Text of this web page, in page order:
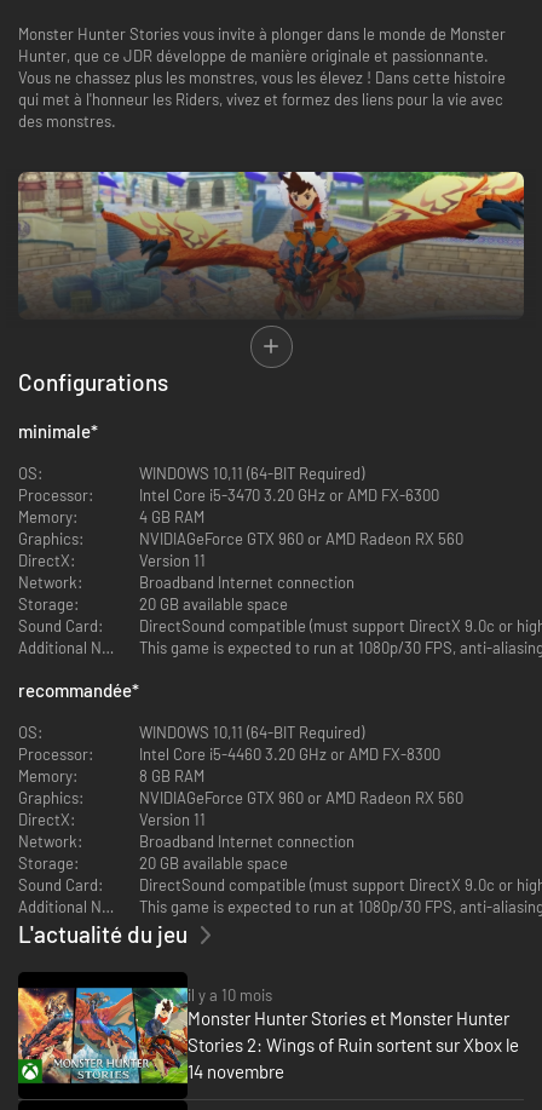
Monster Hunter Stories vous invite à plonger dans le monde de Monster
Hunter, que ce JDR développe de manière originale et passionnante.
Vous ne chassez plus les monstres, vous les élevez ! Dans cette histoire
qui met à l'honneur les Riders, vivez et formez des liens pour la vie avec
des monstres.
Le premier opus de la série Monster Hunter Stories revient, entièrement
doublé en japonais et en anglais. Le jeu propose des fonctionnalités
supplémentaires, comme le mode du musée qui permet d'écouter des
enfoncerez ainsi toujours plus avant dans le monde de Monster Hunter
L'histoire :
de l'élevage de monstres. Au fil du temps, vous allez surmonter maintes
épreuves, puis quitter votre village pour partir à l'aventure. Malgré le choc
des cultures, vous apprendrez à vivre et à coopérer avec les chasseurs,
jusqu'à un jour réussir à rapprocher ces deux communautés si
différentes.
La situation vire au drame lorsqu'une calamité connue sous le nom du
fléau noir apparaît et menace le monde entier et des existences paisibles
et tenues pour acquises... Riders et Hunters seront mis à rude épreuve
Configurations
minimale*
OS:
WINDOWS 10,11 (64-BIT Required)
Processor:
Intel Core i5-3470 3.20 GHz or AMD FX-6300
Memory:
4 GB RAM
Graphics:
NVIDIAGeForce GTX 960 or AMD Radeon RX 560
DirectX:
Version 11
Network:
Broadband Internet connection
Storage:
20 GB available space
Sound Card:
DirectSound compatible (must support DirectX 9.0c or
Additional Notes:
recommandée*
OS:
WINDOWS 10,11 (64-BIT Required)
Processor:
Intel Core i5-4460 3.20 GHz or AMD FX-8300
Memory:
8 GB RAM
Graphics:
NVIDIAGeForce GTX 960 or AMD Radeon RX 560
DirectX:
Version 11
Network:
Broadband Internet connection
Storage:
20 GB available space
Sound Card:
DirectSound compatible (must support DirectX 9.0c or
Additional Notes:
L'actualité du jeu
il y a 10 mois
Monster Hunter Stories et Monster Hunter
Stories 2: Wings of Ruin sortent sur Xbox le
14 novembre